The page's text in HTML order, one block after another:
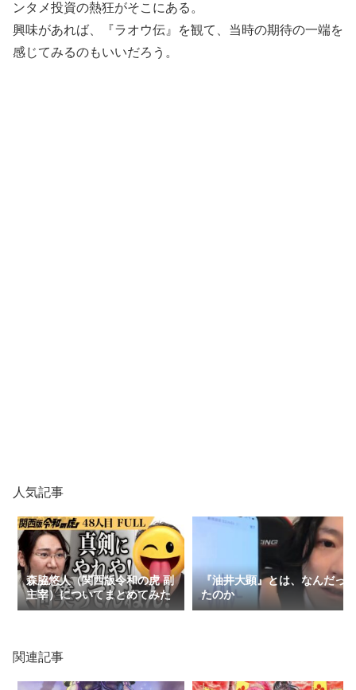
ンタメ投資の熱狂がそこにある。
興味があれば、『ラオウ伝』を観て、当時の期待の一端を
感じてみるのもいいだろう。
人気記事
森脇悠人（関西版令和の虎 副
主宰）についてまとめてみた
『油井大顕』とは、なんだっ
たのか
関連記事